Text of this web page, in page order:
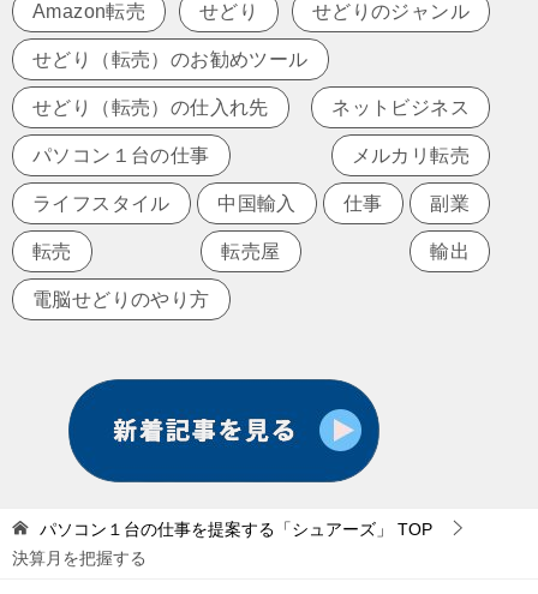
Amazon転売 せどり せどりのジャンル
せどり（転売）のお勧めツール
せどり（転売）の仕入れ先 ネットビジネス
パソコン１台の仕事 メルカリ転売
ライフスタイル 中国輸入 仕事 副業
転売 転売屋 輸出
電脳せどりのやり方
パソコン１台の仕事を提案する「シュアーズ」
TOP
決算月を把握する